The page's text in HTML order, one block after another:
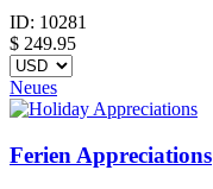
ID: 10281
$ 249.95
Neues
Ferien Appreciations